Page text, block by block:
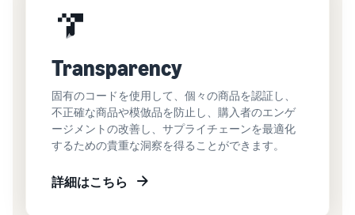
Transparency
固有のコードを使用して、個々の商品を認証し、
不正確な商品や模倣品を防止し、購入者のエンゲ
ージメントの改善し、サプライチェーンを最適化
するための貴重な洞察を得ることができます。
詳細はこちら